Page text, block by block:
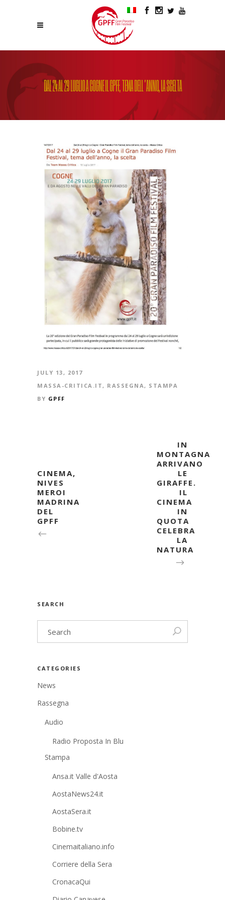
DAL 24 AL 29 LUGLIO A COGNE IL GPFF, TEMA DELL’ANNO, LA SCELTA
JULY 13, 2017
MASSA-CRITICA.IT, RASSEGNA, STAMPA
BY GPFF
CINEMA,
NIVES
MEROI
MADRINA
DEL
GPFF
IN
MONTAGNA
ARRIVANO
LE
GIRAFFE.
IL
CINEMA
IN
QUOTA
CELEBRA
LA
NATURA
SEARCH
CATEGORIES
News
Rassegna
Audio
Radio Proposta In Blu
Stampa
Ansa.it Valle d'Aosta
AostaNews24.it
AostaSera.it
Bobine.tv
Cinemaitaliano.info
Corriere della Sera
CronacaQui